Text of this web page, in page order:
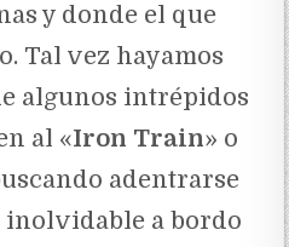
y donde el que
Tal vez hayamos
algunos intrépidos
al «Iron Train» o
adentrarse
a bordo